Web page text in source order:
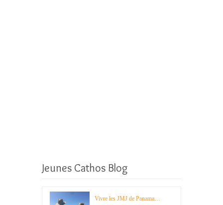
Jeunes Cathos Blog
Vivre les JMJ de Panama…